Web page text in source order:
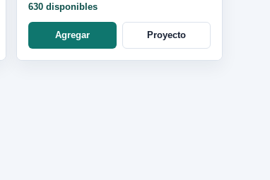
630 disponibles
Agregar Proyecto